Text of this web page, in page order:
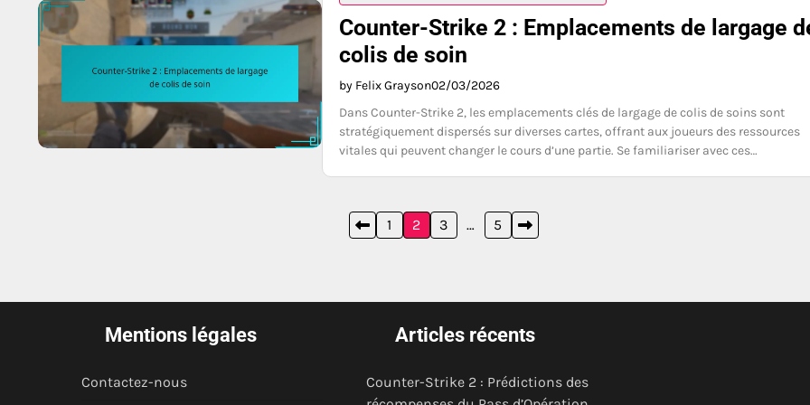
Counter-Strike 2 : Emplacements de largage
colis de soin
by Felix Grayson02/03/2026
Dans Counter-Strike 2, les emplacements clés de largage de colis de soins sont
stratégiquement dispersés sur diverses cartes, offrant aux joueurs des ressources
vitales qui peuvent changer le cours d’une partie. Se familiariser avec ces…
1 2 3 … 5
Mentions légales
Contactez-nous
Articles récents
Counter-Strike 2 : Prédictions des